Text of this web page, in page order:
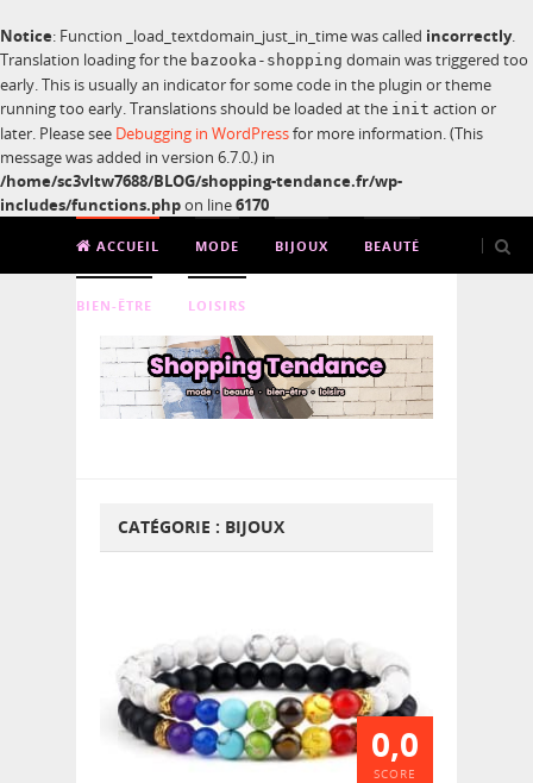
Notice: Function _load_textdomain_just_in_time was called incorrectly.
Translation loading for the bazooka-shopping domain was triggered too
early. This is usually an indicator for some code in the plugin or theme
running too early. Translations should be loaded at the init action or
later. Please see Debugging in WordPressfor more information. (This
message was added in version 6.7.0.) in
/home/sc3vltw7688/BLOG/shopping-tendance.fr/wp-
includes/functions.phpon line6170
ACCUEIL MODE BIJOUX BEAUTÉ
BIEN-ÊTRE LOISIRS
CATÉGORIE : BIJOUX
0,0
SCORE